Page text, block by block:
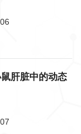
肝脏中的动态